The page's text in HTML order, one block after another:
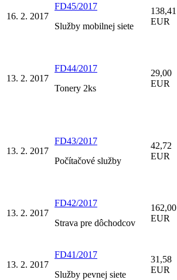
16. 2. 2017
FD45/2017
Služby mobilnej siete
138,41
EUR
13. 2. 2017
FD44/2017
Tonery 2ks
29,00
EUR
13. 2. 2017
FD43/2017
Počítačové služby
42,72
EUR
13. 2. 2017
FD42/2017
Strava pre dôchodcov
162,00
EUR
13. 2. 2017
FD41/2017
Služby pevnej siete
31,58
EUR